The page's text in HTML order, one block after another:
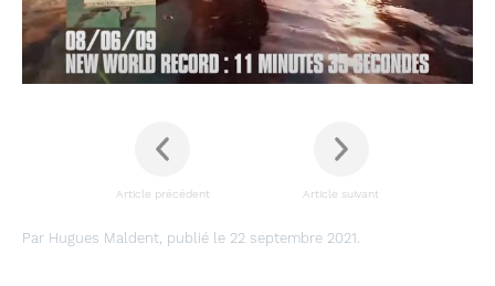
Article précédent Article suivant
Par Hugues Maldent, publié le 22 septembre 2021.